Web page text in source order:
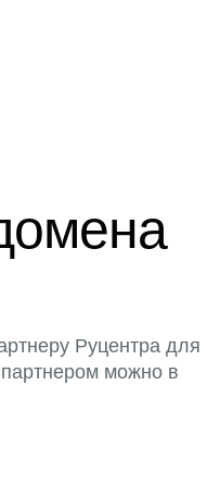
Руцентра для
можно в